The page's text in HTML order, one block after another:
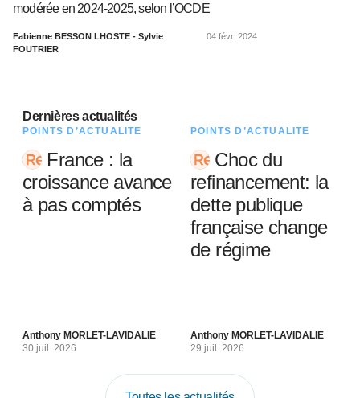
modérée en 2024-2025, selon l’OCDE
Fabienne BESSON LHOSTE - Sylvie
FOUTRIER
04 févr. 2024
Dernières actualités
POINTS D’ACTUALITÉ
France : la
croissance avance
à pas comptés
Anthony MORLET-LAVIDALIE
30 juil. 2026
POINTS D’ACTUALITÉ
Choc du
refinancement: la
dette publique
française change
de régime
Anthony MORLET-LAVIDALIE
29 juil. 2026